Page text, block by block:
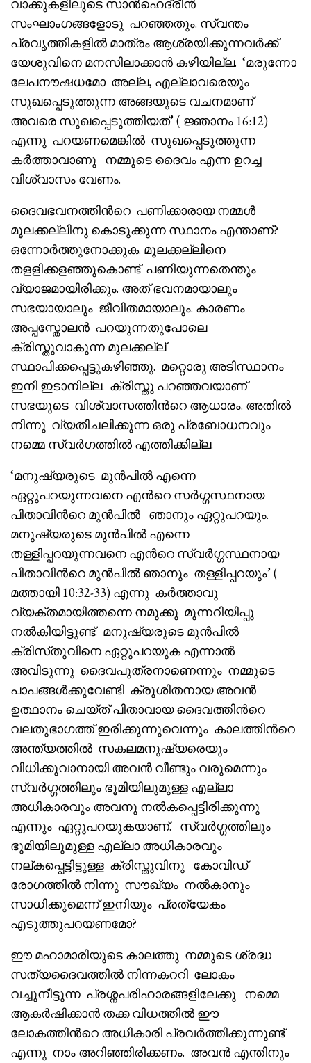
വാക്കുകളിലൂടെ സാൻഹെദ്രീൻ
സംഘാംഗങ്ങളോടു പറഞ്ഞതും. സ്വന്തം
പ്രവൃത്തികളിൽ മാത്രം ആശ്രയിക്കുന്നവർക്ക്
യേശുവിനെ മനസിലാക്കാൻ കഴിയില്ല. ‘മരുന്നോ
ലേപനൗഷധമോ അല്ല, എല്ലാവരെയും
സുഖപ്പെടുത്തുന്ന അങ്ങയുടെ വചനമാണ്
അവരെ സുഖപ്പെടുത്തിയത്’ ( ജ്ഞാനം 16:12)
എന്നു പറയണമെങ്കിൽ സുഖപ്പെടുത്തുന്ന
കർത്താവാണു നമ്മുടെ ദൈവം എന്ന ഉറച്ച
വിശ്വാസം വേണം.
ദൈവഭവനത്തിൻറെ പണിക്കാരായ നമ്മൾ
മൂലക്കല്ലിനു കൊടുക്കുന്ന സ്ഥാനം എന്താണ്?
ഒന്നോർത്തുനോക്കുക. മൂലക്കല്ലിനെ
തളളിക്കളഞ്ഞുകൊണ്ട് പണിയുന്നതെന്തും
വ്യാജമായിരിക്കും. അത് ഭവനമായാലും
സഭയായാലും ജീവിതമായാലും. കാരണം
അപ്പസ്തോലൻ പറയുന്നതുപോലെ
ക്രിസ്തുവാകുന്ന മൂലക്കല്ല്
സ്ഥാപിക്കപ്പെട്ടുകഴിഞ്ഞു. മറ്റൊരു അടിസ്ഥാനം
ഇനി ഇടാനില്ല. ക്രിസ്തു പറഞ്ഞവയാണ്
സഭയുടെ വിശ്വാസത്തിൻറെ ആധാരം. അതിൽ
നിന്നു വ്യതിചലിക്കുന്ന ഒരു പ്രബോധനവും
നമ്മെ സ്വർഗത്തിൽ എത്തിക്കില്ല.
‘മനുഷ്യരുടെ മുൻപിൽ എന്നെ
ഏറ്റുപറയുന്നവനെ എൻറെ സർഗ്ഗസ്ഥനായ
പിതാവിൻറെ മുൻപിൽ ഞാനും ഏറ്റുപറയും.
മനുഷ്യരുടെ മുൻപിൽ എന്നെ
തള്ളിപ്പറയുന്നവനെ എൻറെ സ്വർഗ്ഗസ്ഥനായ
പിതാവിൻറെ മുൻപിൽ ഞാനും തള്ളിപ്പറയും’ (
മത്തായി 10:32-33) എന്നു കർത്താവു
വ്യക്തമായിത്തന്നെ നമുക്കു മുന്നറിയിപ്പു
നൽകിയിട്ടുണ്ട്. മനുഷ്യരുടെ മുൻപിൽ
ക്രിസ്‌തുവിനെ ഏറ്റുപറയുക എന്നാൽ
അവിടുന്നു ദൈവപുത്രനാണെന്നും നമ്മുടെ
പാപങ്ങൾക്കുവേണ്ടി ക്രൂശിതനായ അവൻ
ഉത്ഥാനം ചെയ്ത് പിതാവായ ദൈവത്തിൻറെ
വലതുഭാഗത്ത് ഇരിക്കുന്നുവെന്നും കാലത്തിൻറെ
അന്ത്യത്തിൽ സകലമനുഷ്യരെയും
വിധിക്കുവാനായി അവൻ വീണ്ടും വരുമെന്നും
സ്വർഗ്ഗത്തിലും ഭൂമിയിലുമുള്ള എല്ലാ
അധികാരവും അവനു നൽകപ്പെട്ടിരിക്കുന്നു
എന്നും ഏറ്റുപറയുകയാണ്. സ്വർഗ്ഗത്തിലും
ഭൂമിയിലുമുള്ള എല്ലാ അധികാരവും
നല്കപ്പെട്ടിട്ടുള്ള ക്രിസ്തുവിനു കോവിഡ്
രോഗത്തിൽ നിന്നു സൗഖ്യം നൽകാനും
സാധിക്കുമെന്ന് ഇനിയും പ്രത്യേകം
എടുത്തുപറയണമോ?
ഈ മഹാമാരിയുടെ കാലത്തു നമ്മുടെ ശ്രദ്ധ
സത്യദൈവത്തിൽ നിന്നകററി ലോകം
വച്ചുനീട്ടുന്ന പ്രശ്നപരിഹാരങ്ങളിലേക്കു നമ്മെ
ആകർഷിക്കാൻ തക്ക വിധത്തിൽ ഈ
ലോകത്തിൻറെ അധികാരി പ്രവർത്തിക്കുന്നുണ്ട്
എന്നു നാം അറിഞ്ഞിരിക്കണം. അവൻ എന്തിനും